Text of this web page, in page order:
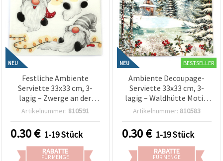
NEU
Festliche Ambiente
Serviette 33x33 cm, 3-
lagig – Zwerge an der
Lichterkette Weiß, 1
Weihnachten & kreative
Decoupage- und
Bastelprojekte
Artikelnummer: 810591
0.30€ 1-19 Stück
RABATTE
FÜR MENGE
NEU BESTSELLER
Ambiente Decoupage-
Serviette 33x33 cm, 3-
lagig – Waldhütte Motiv,
perfekt für Winter-
Deko & DIY-Handmade-
Geschenke
Artikelnummer: 810583
0.30€ 1-19 Stück
RABATTE
FÜR MENGE